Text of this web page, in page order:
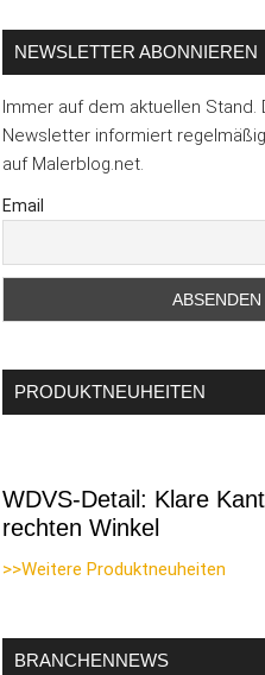
NEWSLETTER ABONNIEREN
Immer auf dem aktuellen Stand.
Newsletter informiert
auf Malerblog.net.
Email
PRODUKTNEUHEITEN
WDVS-Detail: Klare
rechten Winkel
>>Weitere Produktneuheiten
BRANCHENNEWS